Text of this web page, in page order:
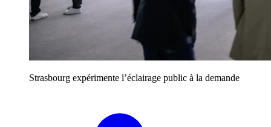
Strasbourg expérimente l’éclairage public à la demande